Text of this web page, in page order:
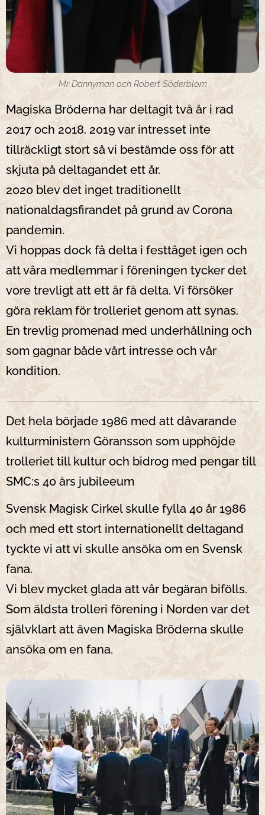
Mr Dannyman och Robert Söderblom
Magiska Bröderna har deltagit två år i rad
2017 och 2018. 2019 var intresset inte
tillräckligt stort så vi bestämde oss för att
skjuta på deltagandet ett år.
2020 blev det inget traditionellt
nationaldagsfirandet på grund av Corona
pandemin.
Vi hoppas dock få delta i festtåget igen och
att våra medlemmar i föreningen tycker det
vore trevligt att ett år få delta. Vi försöker
göra reklam för trolleriet genom att synas.
En trevlig promenad med underhållning och
som gagnar både vårt intresse och vår
kondition.
Det hela började 1986 med att dåvarande
kulturministern Göransson som upphöjde
trolleriet till kultur och bidrog med pengar till
SMC:s 40 års jubileeum
Svensk Magisk Cirkel skulle fylla 40 år 1986
och med ett stort internationellt deltagand
tyckte vi att vi skulle ansöka om en Svensk
fana.
Vi blev mycket glada att vår begäran bifölls.
Som äldsta trolleri förening i Norden var det
självklart att även Magiska Bröderna skulle
ansöka om en fana.